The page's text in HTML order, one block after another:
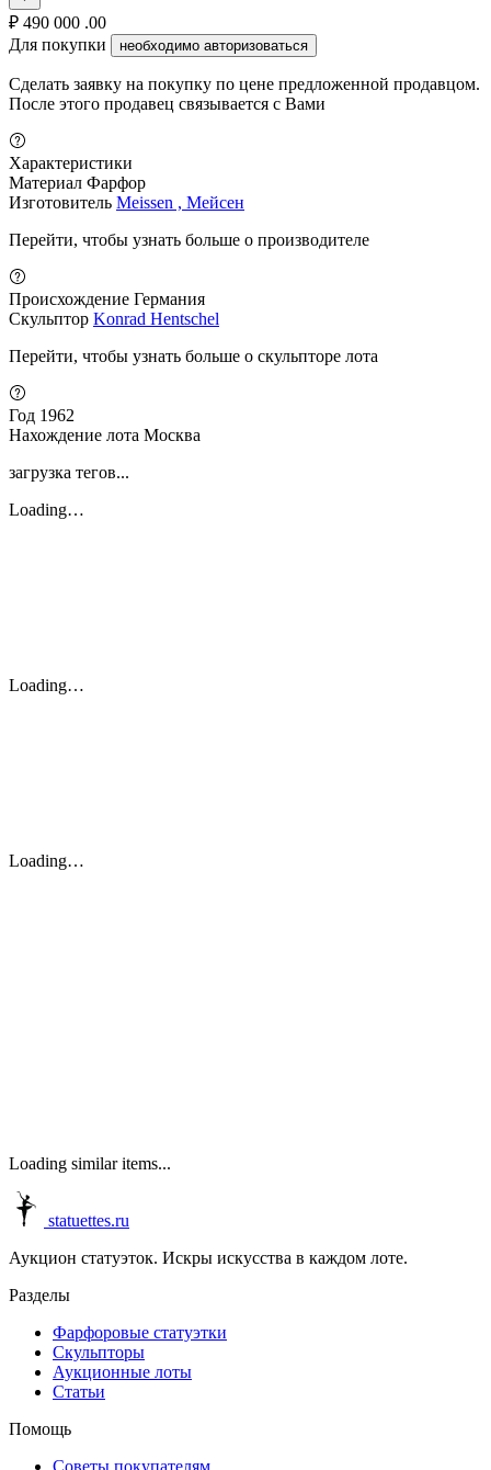
₽ 490 000 .00
Для покупки
необходимо авторизоваться
Сделать заявку на покупку по цене предложенной продавцом.
После этого продавец связывается с Вами
Характеристики
Материал Фарфор
Изготовитель Meissen , Мейсен
Перейти, чтобы узнать больше о производителе
Происхождение Германия
Скульптор Konrad Hentschel
Перейти, чтобы узнать больше о скульпторе лота
Год 1962
Нахождение лота Москва
загрузка тегов...
Loading…
Loading…
Loading…
Loading similar items...
statuettes.ru
Аукцион статуэток. Искры искусства в каждом лоте.
Разделы
Фарфоровые статуэтки
Скульпторы
Аукционные лоты
Статьи
Помощь
Советы покупателям